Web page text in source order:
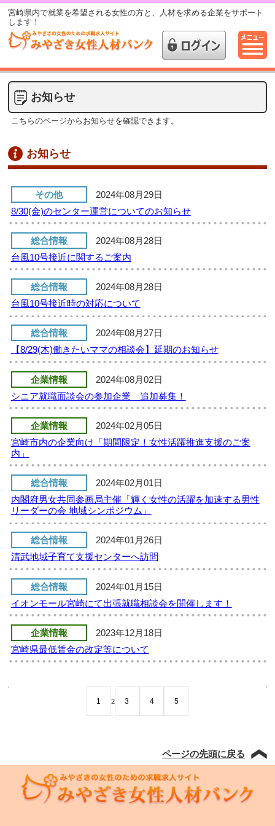
宮崎県内で就業を希望される女性の方と、人材を求める企業をサポート
します！
お知らせ
こちらのページからお知らせを確認できます。
お知らせ
その他
2024年08月29日
8/30(金)のセンター運営についてのお知らせ
総合情報
2024年08月28日
台風10号接近に関するご案内
総合情報
2024年08月28日
台風10号接近時の対応について
総合情報
2024年08月27日
【8/29(木)働きたいママの相談会】延期のお知らせ
企業情報
2024年08月02日
シニア就職面談会の参加企業 追加募集！
企業情報
2024年02月05日
宮崎市内の企業向け「期間限定！女性活躍推進支援のご案
内」
総合情報
2024年02月01日
内閣府男女共同参画局主催「輝く女性の活躍を加速する男性
リーダーの会 地域シンポジウム」
総合情報
2024年01月26日
清武地域子育て支援センターへ訪問
総合情報
2024年01月15日
イオンモール宮崎にて出張就職相談会を開催します！
企業情報
2023年12月18日
宮崎県最低賃金の改定等について
1 2 3 4 5
ページの先頭に戻る